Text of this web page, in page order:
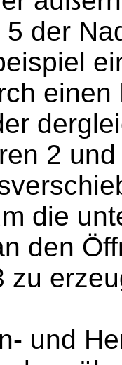
der
2
die
den
zu
und